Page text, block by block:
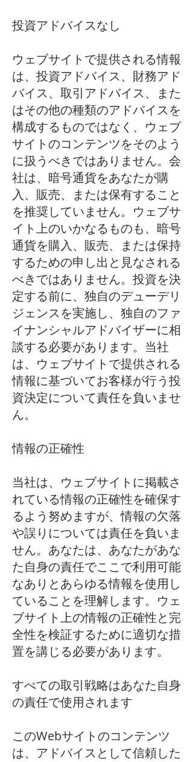
投資アドバイスなし
ウェブサイトで提供される情報
は、投資アドバイス、財務アド
バイス、取引アドバイス、また
はその他の種類のアドバイスを
構成するものではなく、ウェブ
サイトのコンテンツをそのよう
に扱うべきではありません。会
社は、暗号通貨をあなたが購
入、販売、または保有すること
を推奨していません。ウェブサ
イト上のいかなるものも、暗号
通貨を購入、販売、または保持
するための申し出と見なされる
べきではありません。投資を決
定する前に、独自のデューデリ
ジェンスを実施し、独自のファ
イナンシャルアドバイザーに相
談する必要があります。当社
は、ウェブサイトで提供される
情報に基づいてお客様が行う投
資決定について責任を負いませ
ん。
情報の正確性
当社は、ウェブサイトに掲載さ
れている情報の正確性を確保す
るよう努めますが、情報の欠落
や誤りについては責任を負いま
せん。あなたは、あなたがあな
た自身の責任でここで利用可能
なありとあらゆる情報を使用し
ていることを理解します。ウェ
ブサイト上の情報の正確性と完
全性を検証するために適切な措
置を講じる必要があります。
すべての取引戦略はあなた自身
の責任で使用されます
このWebサイトのコンテンツ
は、アドバイスとして信頼した